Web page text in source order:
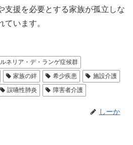
支援を必要とする家族が孤立しな
ています。
ネリア・デ・ランゲ症候群
家族の絆 希少疾患
施設介護
誤嚥性肺炎 障害者介護
しーか